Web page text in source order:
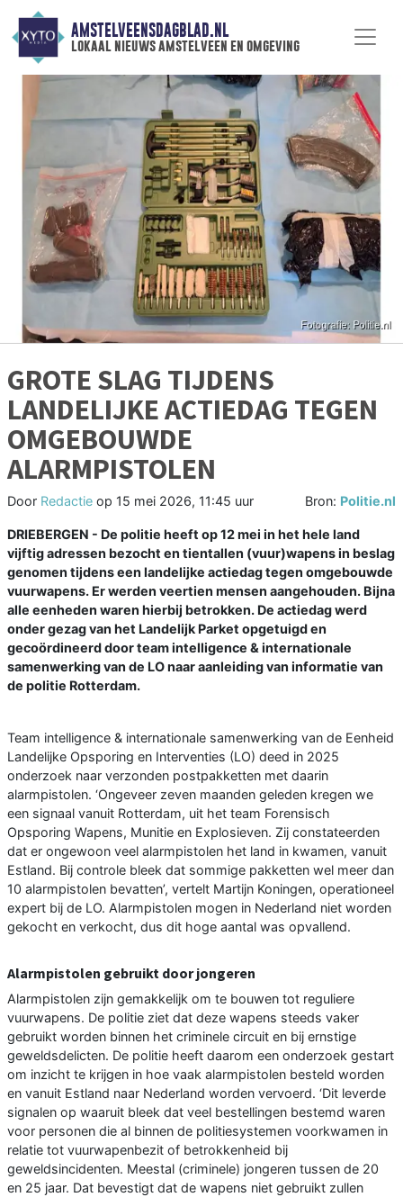
AMSTELVEENSDAGBLAD.NL
lokaal nieuws amstelveen en omgeving
GROTE SLAG TIJDENS
LANDELIJKE ACTIEDAG TEGEN
OMGEBOUWDE
ALARMPISTOLEN
Door Redactie op 15 mei 2026, 11:45 uur Bron: Politie.nl
DRIEBERGEN - De politie heeft op 12 mei in het hele land
vijftig adressen bezocht en tientallen (vuur)wapens in beslag
genomen tijdens een landelijke actiedag tegen omgebouwde
vuurwapens. Er werden veertien mensen aangehouden. Bijna
alle eenheden waren hierbij betrokken. De actiedag werd
onder gezag van het Landelijk Parket opgetuigd en
gecoördineerd door team intelligence & internationale
samenwerking van de LO naar aanleiding van informatie van
de politie Rotterdam.
Team intelligence & internationale samenwerking van de Eenheid
Landelijke Opsporing en Interventies (LO) deed in 2025
onderzoek naar verzonden postpakketten met daarin
alarmpistolen. ‘Ongeveer zeven maanden geleden kregen we
een signaal vanuit Rotterdam, uit het team Forensisch
Opsporing Wapens, Munitie en Explosieven. Zij constateerden
dat er ongewoon veel alarmpistolen het land in kwamen, vanuit
Estland. Bij controle bleek dat sommige pakketten wel meer dan
10 alarmpistolen bevatten’, vertelt Martijn Koningen, operationeel
expert bij de LO. Alarmpistolen mogen in Nederland niet worden
gekocht en verkocht, dus dit hoge aantal was opvallend.
Alarmpistolen gebruikt door jongeren
Alarmpistolen zijn gemakkelijk om te bouwen tot reguliere
vuurwapens. De politie ziet dat deze wapens steeds vaker
gebruikt worden binnen het criminele circuit en bij ernstige
geweldsdelicten. De politie heeft daarom een onderzoek gestart
om inzicht te krijgen in hoe vaak alarmpistolen besteld worden
en vanuit Estland naar Nederland worden vervoerd. ‘Dit leverde
signalen op waaruit bleek dat veel bestellingen bestemd waren
voor personen die al binnen de politiesystemen voorkwamen in
relatie tot vuurwapenbezit of betrokkenheid bij
geweldsincidenten. Meestal (criminele) jongeren tussen de 20
en 25 jaar. Dat bevestigt dat de wapens niet gebruikt zullen